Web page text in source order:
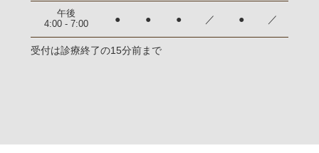
受付は診療終了の15分前まで
午後
4:00 - 7:00
● ● ● ／ ● ／